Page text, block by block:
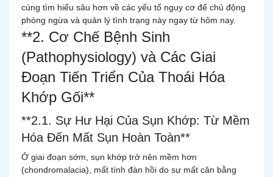
cùng tìm hiểu sâu hơn về các yếu tố nguy cơ để chủ động
phòng ngừa và quản lý tình trạng này ngay từ hôm nay.
**2. Cơ Chế Bệnh Sinh
(Pathophysiology) và Các Giai
Đoạn Tiến Triển Của Thoái Hóa
Khớp Gối**
**2.1. Sự Hư Hại Của Sụn Khớp: Từ Mềm
Hóa Đến Mất Sụn Hoàn Toàn**
Ở giai đoạn sớm, sụn khớp trở nên mềm hơn
(chondromalacia), mất tính đàn hồi do sự mất cân bằng